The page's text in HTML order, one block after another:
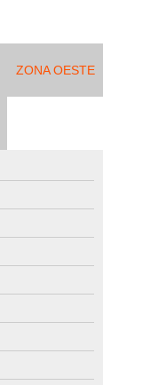
ZONA OESTE